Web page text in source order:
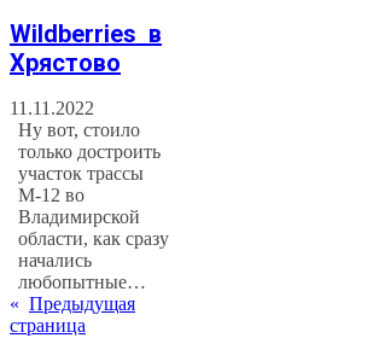
Wildberries в
Хрястово
11.11.2022
Ну вот, стоило
только достроить
участок трассы
М-12 во
Владимирской
области, как сразу
начались
любопытные…
« Предыдущая
страница